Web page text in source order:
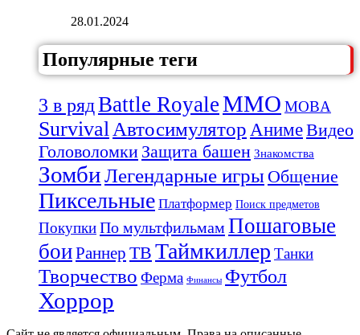
28.01.2024
Популярные теги
3 в рядBattle RoyaleMMO MOBA
Survival Автосимулятор АнимеВидео
Головоломки Защита башен Знакомства
ЗомбиЛегендарные игры Общение
Пиксельные Платформер Поиск предметов
ПокупкиПо мультфильмам Пошаговые
боиРаннер ТВ Таймкиллер Танки
Творчество Ферма Финансы Футбол
Хоррор